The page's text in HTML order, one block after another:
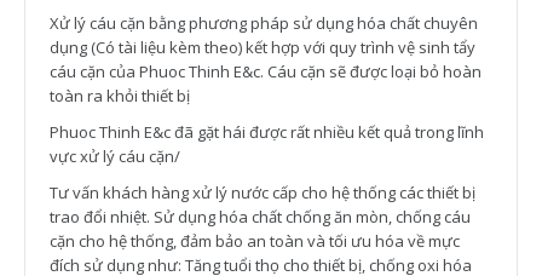
Xử lý cáu cặn bằng phương pháp sử dụng hóa chất chuyên
dụng (Có tài liệu kèm theo) kết hợp với quy trình vệ sinh tẩy
cáu cặn của Phuoc Thinh E&c. Cáu cặn sẽ được loại bỏ hoàn
toàn ra khỏi thiết bị
Phuoc Thinh E&c đã gặt hái được rất nhiều kết quả trong lĩnh
vực xử lý cáu cặn/
Tư vấn khách hàng xử lý nước cấp cho hệ thống các thiết bị
trao đổi nhiệt. Sử dụng hóa chất chống ăn mòn, chống cáu
cặn cho hệ thống, đảm bảo an toàn và tối ưu hóa về mực
đích sử dụng như: Tăng tuổi thọ cho thiết bị, chống oxi hóa